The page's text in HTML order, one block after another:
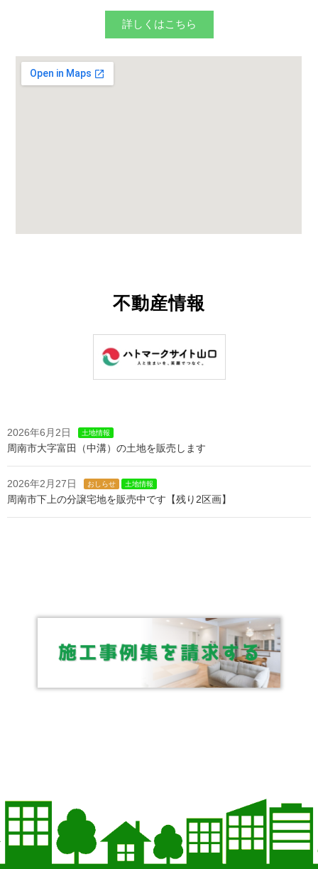
詳しくはこちら
不動産情報
2026年6月2日 土地情報
周南市大字富田（中溝）の土地を販売します
2026年2月27日 おしらせ 土地情報
周南市下上の分譲宅地を販売中です【残り2区画】